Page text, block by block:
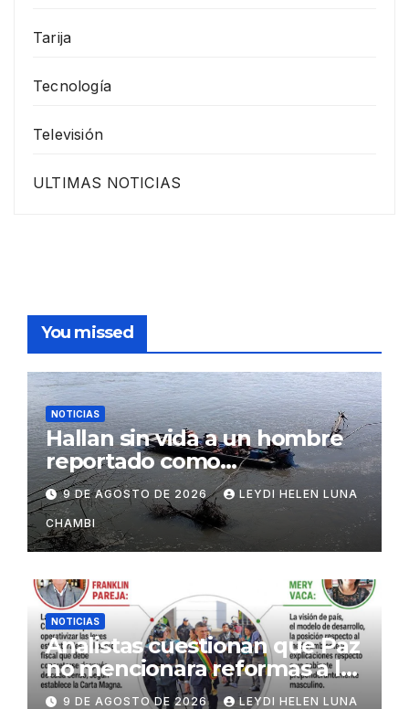
Tarija
Tecnología
Televisión
ULTIMAS NOTICIAS
You missed
NOTICIAS
Hallan sin vida a un hombre
reportado como
desaparecido en Villa Tunari
9 DE AGOSTO DE 2026 LEYDI HELEN LUNA
CHAMBI
NOTICIAS
Analistas cuestionan que Paz
no mencionara reformas a la
Constitución
9 DE AGOSTO DE 2026 LEYDI HELEN LUNA